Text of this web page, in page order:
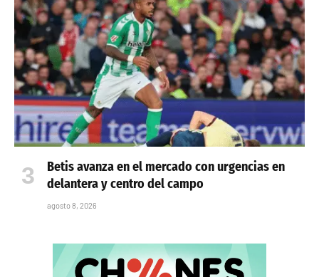
Betis avanza en el mercado con urgencias en
delantera y centro del campo
agosto 8, 2026